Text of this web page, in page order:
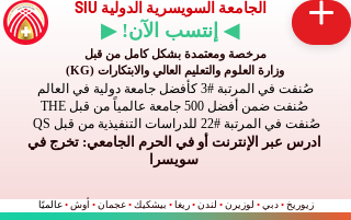
الجامعة السويسرية الدولية SIU
◀ إنتسب الآن! ▶
مرخصة ومعتمدة بشكل كامل من قبل
وزارة العلوم والتعليم العالي والابتكارات (KG)
صُنفت في المرتبة #3 كأفضل جامعة دولية في العالم
صُنفت ضمن أفضل 500 جامعة عالمياً من قبل THE
صُنفت في المرتبة #22 للدراسات التنفيذية من قبل QS
ادرس عبر الإنترنت أو في الحرم الجامعي: تخرج في
سويسرا
زيوريخ • دبي • لوزيرن • لندن • ريغا • بيشكيك • عجمان • أوش • عالميًا